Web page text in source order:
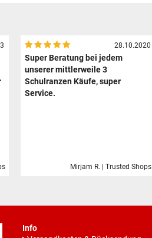
28.10.2020
Super Beratung bei jedem
unserer mittlerweile 3
Schulranzen Käufe, super
Service.
Mirjam R. | Trusted Shops
Info